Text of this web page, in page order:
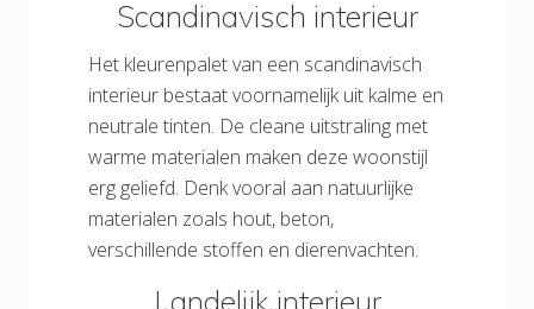
Scandinavisch interieur
Het kleurenpalet van een scandinavisch
interieur bestaat voornamelijk uit kalme en
neutrale tinten. De cleane uitstraling met
warme materialen maken deze woonstijl
erg geliefd. Denk vooral aan natuurlijke
materialen zoals hout, beton,
verschillende stoffen en dierenvachten.
Landelijk interieur